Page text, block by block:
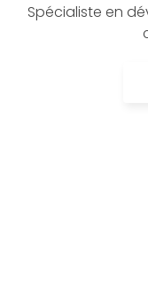
Spécialiste en